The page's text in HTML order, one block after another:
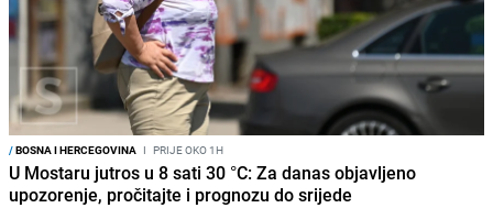
/BOSNA I HERCEGOVINA I PRIJE OKO 1H
U Mostaru jutros u 8 sati 30 °C: Za danas objavljeno
upozorenje, pročitajte i prognozu do srijede